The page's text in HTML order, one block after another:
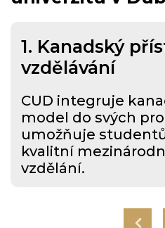
1. Kanadský
vzdělávání
CUD integruje
model do svých
umožňuje
kvalitní
vzdělání.